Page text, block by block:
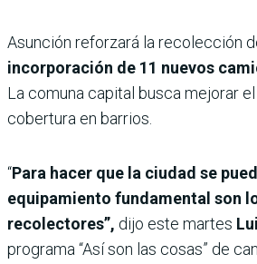
Asunción reforzará la recolección
incorporación de 11 nuevos
La comuna capital busca mejorar
cobertura en barrios.
“Para hacer que la ciudad se
equipamiento fundamental son
recolectores”, dijo este martes
programa “Así son las cosas” de